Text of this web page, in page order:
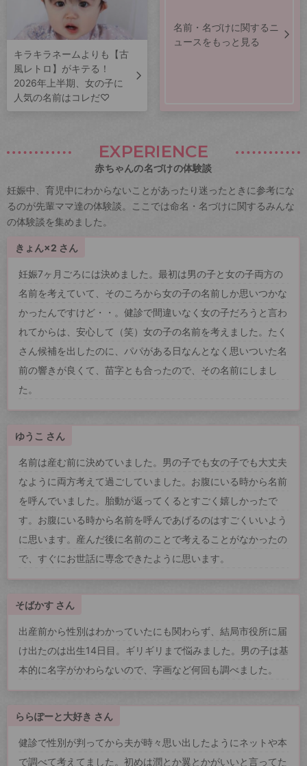
キラキラネームよりも【古
風レトロ】がキテる！
2026年上半期、女の子に
人気の名前はコレだ♡
名前・名づけに関するニ
ュースをもっと見る
EXPERIENCE
赤ちゃんの名づけの体験談
妊娠中、育児中にわからないことがあったり迷ったときに参考にな
るのが先輩ママ達の体験談。ここでは命名・名づけに関するみんな
の体験談を集めました。
きょん×2 さん
妊娠7ヶ月ごろには決めました。最初は男の子と女の子両方の
名前を考えていて、そのころから女の子の名前しか思いつかな
かったんですけど・・。健診で間違いなく女の子だろうと言わ
れてからは、安心して（笑）女の子の名前を考えました。たく
さん候補を出したのに、パパがある日なんとなく思いついた名
前の響きが良くて、苗字とも合ったので、その名前にしまし
た。
ゆうこ さん
名前は産む前に決めていました。男の子でも女の子でも大丈夫
なように両方考えて過ごしていました。お腹にいる時から名前
を呼んでいました。胎動が返ってくるとすごく嬉しかったで
す。お腹にいる時から名前を呼んであげるのはすごくいいよう
に思います。産んだ後に名前のことで考えることがなかったの
で、すぐにお世話に専念できたように思います。
そばかす さん
出産前から性別はわかっていたにも関わらず、結局市役所に届
け出たのは出生14日目。ギリギリまで悩みました。男の子は基
本的に名字がかわらないので、字画など何回も調べました。
ららぽーと大好き さん
健診で性別が判ってから夫が時々思い出したようにネットや本
で調べて考えてました。初めは潤とか翼とかがいいと言ってた